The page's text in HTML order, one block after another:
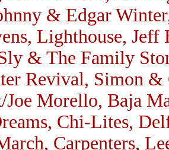
& Edgar
Lighthouse,
& The Family
Revival, Simon
Joe Morello, Baja
Chi-Lites,
Carpenters,